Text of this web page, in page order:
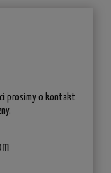
prosimy o kontakt